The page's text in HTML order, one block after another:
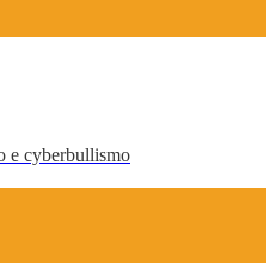
e cyberbullismo